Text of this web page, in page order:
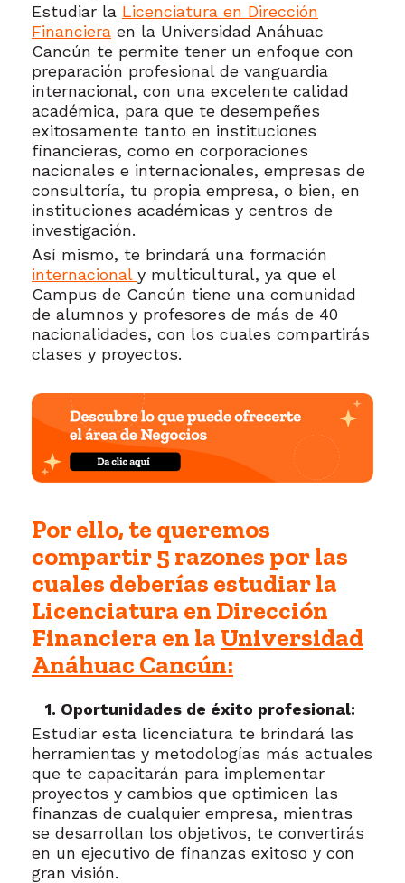
Estudiar la Licenciatura en Dirección
Financiera en la Universidad Anáhuac
Cancún te permite tener un enfoque con
preparación profesional de vanguardia
internacional, con una excelente calidad
académica, para que te desempeñes
exitosamente tanto en instituciones
financieras, como en corporaciones
nacionales e internacionales, empresas de
consultoría, tu propia empresa, o bien, en
instituciones académicas y centros de
investigación.
Así mismo, te brindará una formación
internacional y multicultural, ya que el
Campus de Cancún tiene una comunidad
de alumnos y profesores de más de 40
nacionalidades, con los cuales compartirás
clases y proyectos.
Por ello, te queremos
compartir 5 razones por las
cuales deberías estudiar la
Licenciatura en Dirección
Financiera en la Universidad
Anáhuac Cancún:
1. Oportunidades de éxito profesional:
Estudiar esta licenciatura te brindará las
herramientas y metodologías más actuales
que te capacitarán para implementar
proyectos y cambios que optimicen las
finanzas de cualquier empresa, mientras
se desarrollan los objetivos, te convertirás
en un ejecutivo de finanzas exitoso y con
gran visión.